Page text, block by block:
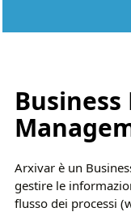
Business
Arxivar è un
gestire le
flusso dei processi